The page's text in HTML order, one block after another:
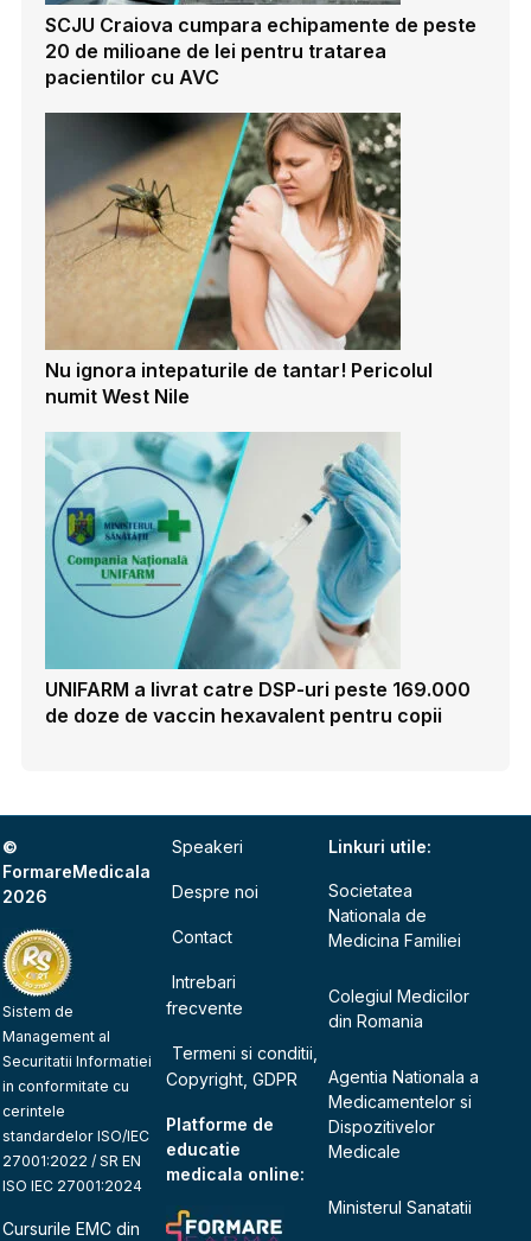
SCJU Craiova cumpara echipamente de peste
20 de milioane de lei pentru tratarea
pacientilor cu AVC
Nu ignora intepaturile de tantar! Pericolul
numit West Nile
UNIFARM a livrat catre DSP-uri peste 169.000
de doze de vaccin hexavalent pentru copii
©
FormareMedicala
2026
Sistem de
Management al
Securitatii Informatiei
in conformitate cu
cerintele
standardelor ISO/IEC
27001:2022 / SR EN
ISO IEC 27001:2024
Cursurile EMC din
Speakeri
Despre noi
Contact
Intrebari
frecvente
Termeni si conditii,
Copyright, GDPR
Platforme de
educatie
medicala online:
Linkuri utile:
Societatea
Nationala de
Medicina Familiei
Colegiul Medicilor
din Romania
Agentia Nationala a
Medicamentelor si
Dispozitivelor
Medicale
Ministerul Sanatatii